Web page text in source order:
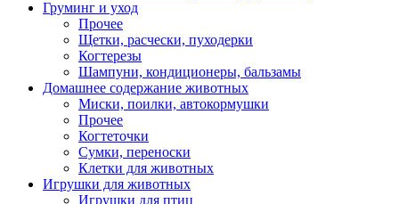
Груминг и уход
Прочее
Щетки, расчески, пуходерки
Когтерезы
Шампуни, кондиционеры, бальзамы
Домашнее содержание животных
Миски, поилки, автокормушки
Прочее
Когтеточки
Сумки, переноски
Клетки для животных
Игрушки для животных
Игрушки для птиц